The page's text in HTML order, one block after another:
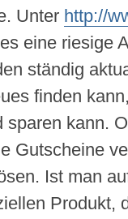
Unter http://
eine riesige
ständig
finden
sparen kann.
Gutscheine
Ist man
Produkt,